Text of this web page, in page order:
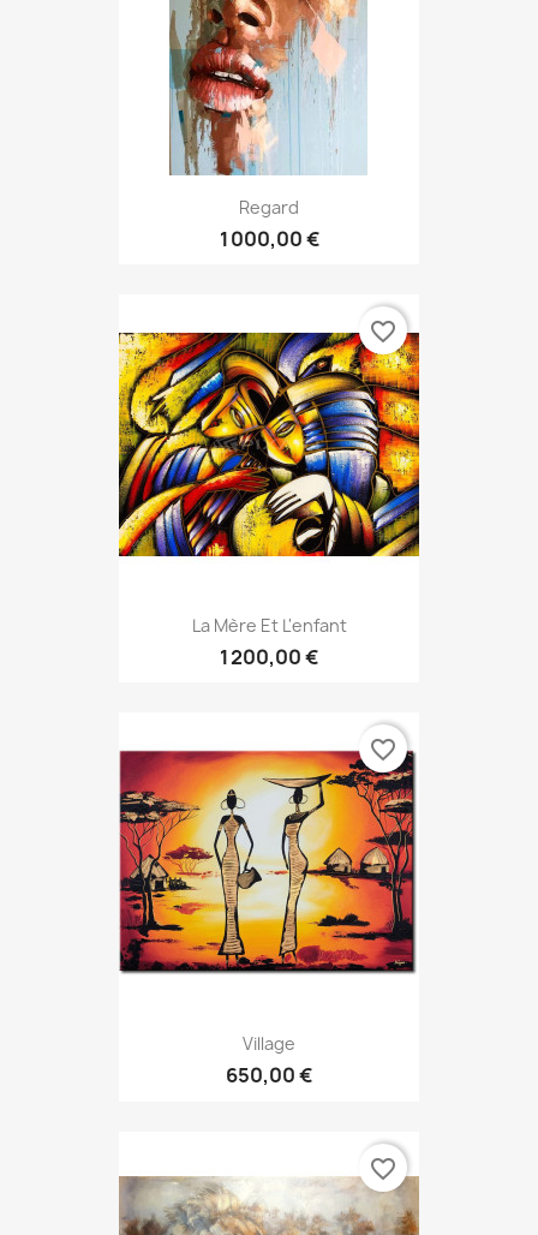
Regard
1 000,00 €
La Mère Et L'enfant
1 200,00 €
favorite_border
Village
650,00 €
favorite_border
favorite_border